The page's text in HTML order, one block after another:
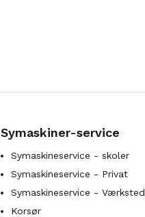
Symaskiner-service
Symaskineservice - skoler
Symaskineservice - Privat
Symaskineservice - Værksted
Korsør